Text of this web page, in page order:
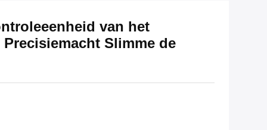
van het
Slimme de